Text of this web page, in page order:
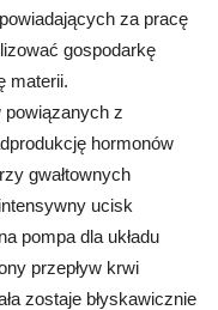
za pracę
gospodarkę
materii.
powiązanych z
hormonów
gwałtownych
ucisk
pompa dla układu
przepływ krwi
zostaje błyskawicznie